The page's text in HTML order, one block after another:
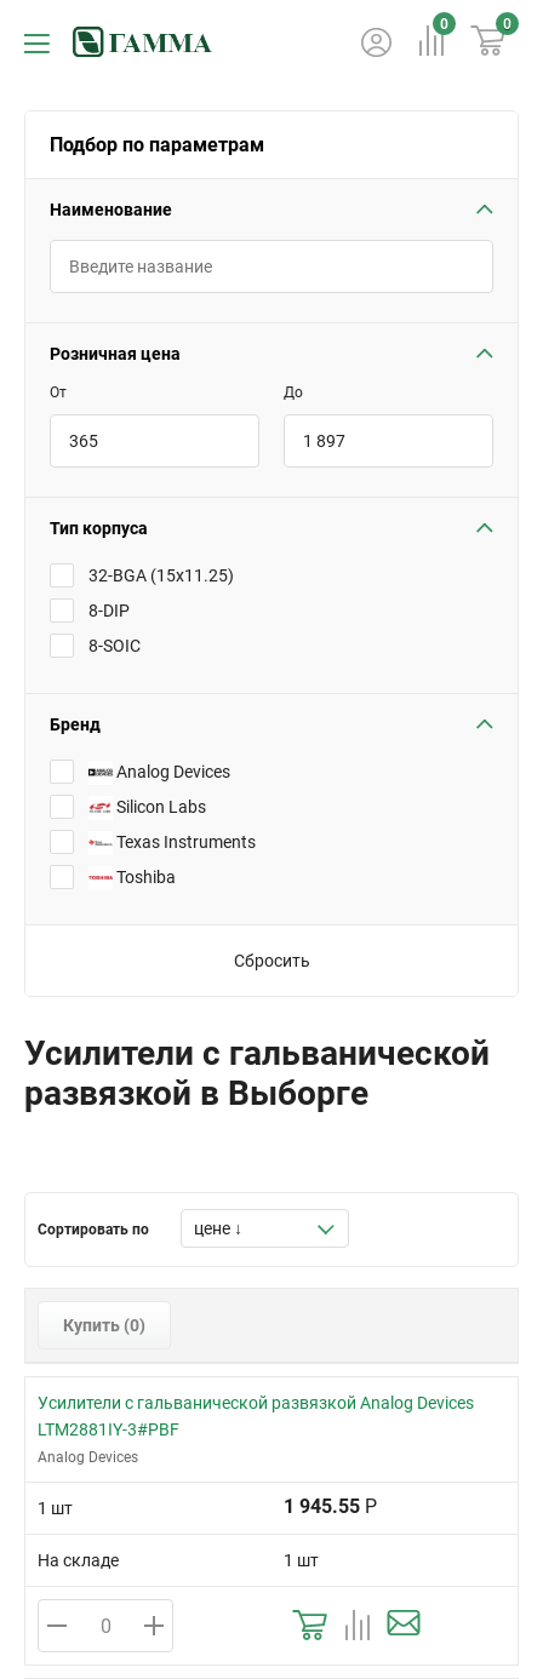
0 0
Подбор по параметрам
Наименование
Розничная цена
От До
Тип корпуса
32-BGA (15x11.25)
8-DIP
8-SOIC
Бренд
Analog Devices
Silicon Labs
Texas Instruments
Toshiba
Сбросить
Усилители с гальванической
развязкой в Выборге
Сортировать по
Купить (0)
Усилители с гальванической развязкой Analog Devices
LTM2881IY-3#PBF
Analog Devices
1 шт 1 945.55 Р
На складе 1 шт